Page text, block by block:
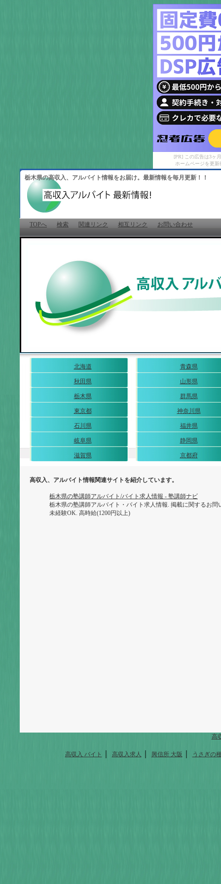
[PR] この広告は3ヶ
ホームページを更
栃木県の高収入、アルバイト情報をお届け。最新情報を毎月更新！！
TOPへ 検索 関連リンク 相互リンク お問い合わせ
北海道 青森県
秋田県 山形県
栃木県 群馬県
東京都 神奈川県
石川県 福井県
岐阜県 静岡県
滋賀県 京都府
高収入、アルバイト情報関連サイトを紹介しています。
栃木県の塾講師アルバイト/バイト求人情報 - 塾講師ナビ
栃木県の塾講師アルバイト・バイト求人情報. 掲載に関するお
未経験OK. 高時給(1200円以上)
高
高収入 バイト 高収入求人 興信所 大阪 うさぎの